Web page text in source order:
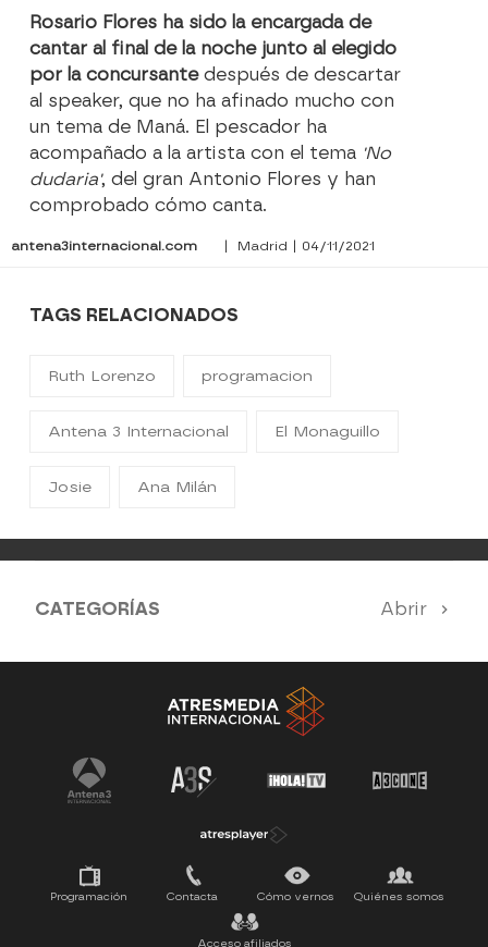
Rosario Flores ha sido la encargada de
cantar al final de la noche junto al elegido
por la concursantedespués de descartar
al speaker, que no ha afinado mucho con
un tema de Maná. El pescador ha
acompañado a la artista con el tema 'No
dudaria', del gran Antonio Flores y han
comprobado cómo canta.
antena3internacional.com | Madrid | 04/11/2021
TAGS RELACIONADOS
Ruth Lorenzo programacion
Antena 3 Internacional El Monaguillo
Josie Ana Milán
CATEGORÍAS Abrir
Antena 3 Noticias El Hormiguero
Tu cara me suena Pasapalabra
Programación Contacta Cómo vernos Quiénes somos
Acceso afiliados